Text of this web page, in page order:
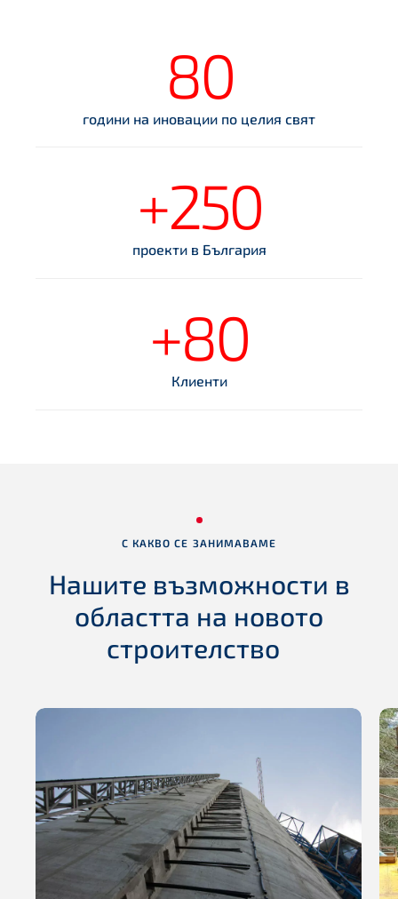
80
години на иновации по целия свят
+250
проекти в България
+80
Клиенти
С КАКВО СЕ ЗАНИМАВАМЕ
Нашите възможности в
областта на новото
строителство